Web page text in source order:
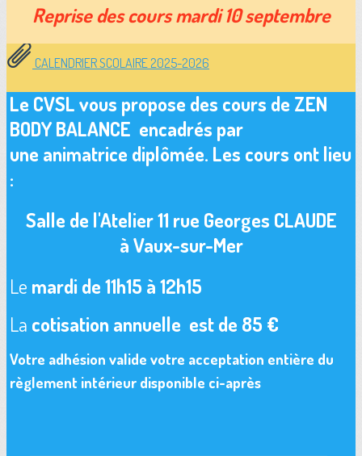
Reprise des cours mardi 10 septembre
CALENDRIER SCOLAIRE 2025-2026
Le CVSL vous propose des cours de ZEN
BODY BALANCE encadrés par
une animatrice diplômée. Les cours ont lieu
:
Salle de l'Atelier 11 rue Georges CLAUDE
à Vaux-sur-Mer
Le mardi de 11h15 à 12h15
La cotisation annuelle est de 85 €
Votre adhésion valide votre acceptation entière du
règlement intérieur disponible ci-après